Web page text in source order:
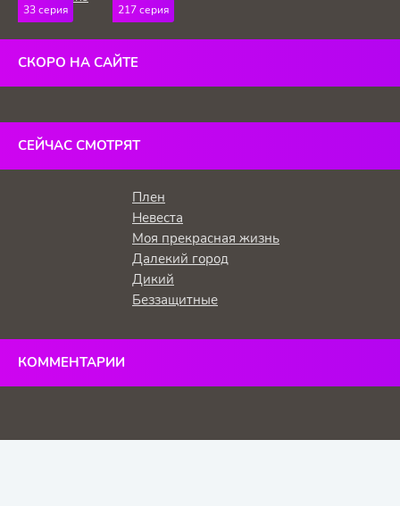
33 серия 217 серия
холм
СКОРО НА САЙТЕ
СЕЙЧАС СМОТРЯТ
Плен
Невеста
Моя прекрасная жизнь
Далекий город
Дикий
Беззащитные
КОММЕНТАРИИ